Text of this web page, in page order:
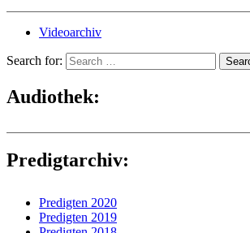
Videoarchiv
Search for:
Audiothek:
Predigtarchiv:
Predigten 2020
Predigten 2019